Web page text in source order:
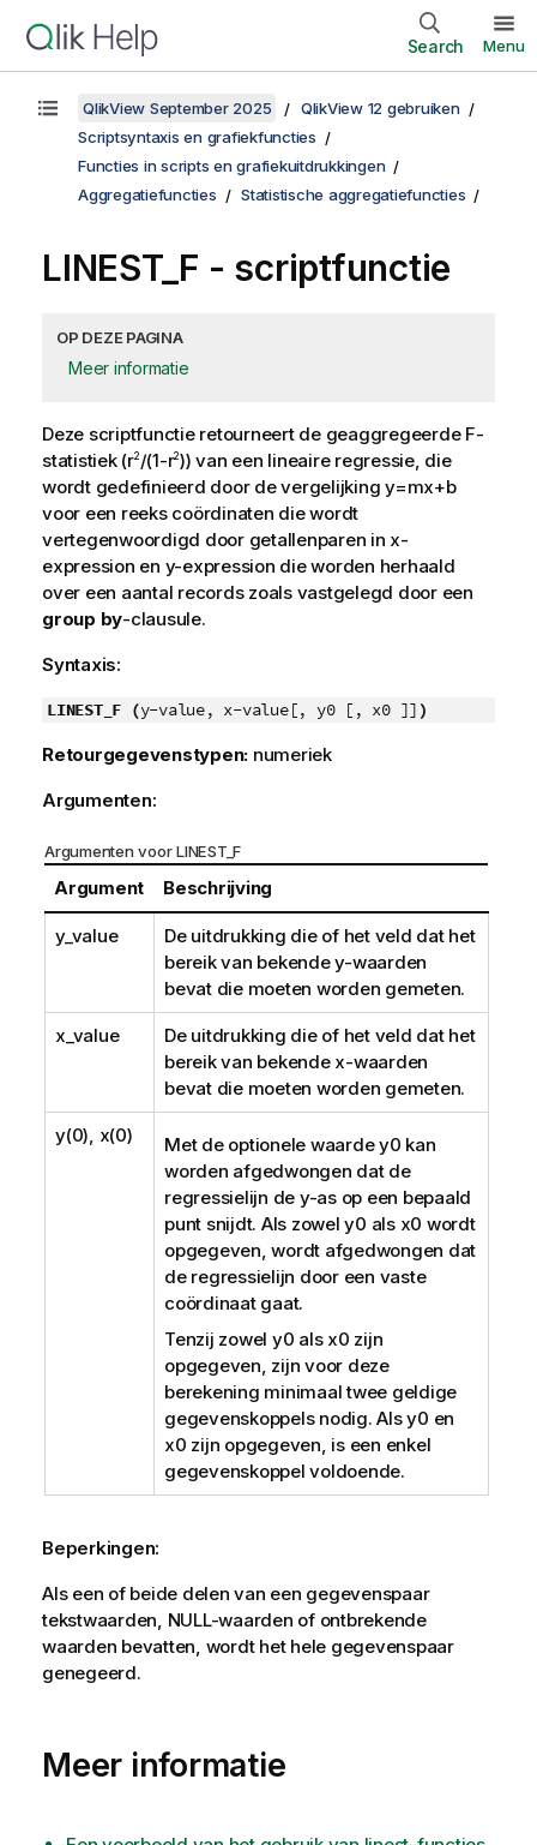
Search Menu
QlikView September 2025
QlikView 12 gebruiken
Scriptsyntaxis en grafiekfuncties
Functies in scripts en grafiekuitdrukkingen
Aggregatiefuncties
Statistische aggregatiefuncties
LINEST_F - scriptfunctie
OP DEZE PAGINA
Meer informatie
Deze scriptfunctie retourneert de geaggregeerde F-
statistiek (r2 /(1-r2)) van een lineaire regressie, die
wordt gedefinieerd door de vergelijking y=mx+b
voor een reeks coördinaten die wordt
vertegenwoordigd door getallenparen in x-
expression en y-expression die worden herhaald
over een aantal records zoals vastgelegd door een
group by-clausule.
Syntaxis:
LINEST_F (y-value, x-value[, y0 [, x0 ]] )
Retourgegevenstypen: numeriek
Argumenten:
Argumenten voor LINEST_F
Argument Beschrijving
y_value
De uitdrukking die of het veld dat het
bereik van bekendey-waarden
bevat die moeten worden gemeten.
x_value
De uitdrukking die of het veld dat het
bereik van bekende x-waarden
bevat die moeten worden gemeten.
y(0), x(0) Met de optionele waardey0 kan
worden afgedwongen dat de
regressielijn de y-as op een bepaald
punt snijdt. Als zowely0 als x0 wordt
opgegeven, wordt afgedwongen dat
de regressielijn door een vaste
coördinaat gaat.
Tenzij zowel y0 als x0 zijn
opgegeven, zijn voor deze
berekening minimaal twee geldige
gegevenskoppels nodig. Alsy0 en
x0 zijn opgegeven, is een enkel
gegevenskoppel voldoende.
Beperkingen:
Als een of beide delen van een gegevenspaar
tekstwaarden, NULL-waarden of ontbrekende
waarden bevatten, wordt het hele gegevenspaar
genegeerd.
Meer informatie